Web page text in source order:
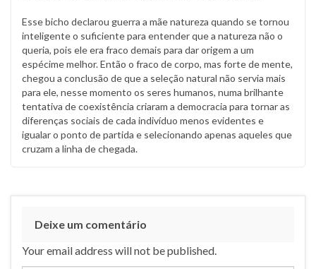
Esse bicho declarou guerra a mãe natureza quando se tornou
inteligente o suficiente para entender que a natureza não o
queria, pois ele era fraco demais para dar origem a um
espécime melhor. Então o fraco de corpo, mas forte de mente,
chegou a conclusão de que a seleção natural não servia mais
para ele, nesse momento os seres humanos, numa brilhante
tentativa de coexistência criaram a democracia para tornar as
diferenças sociais de cada indivíduo menos evidentes e
igualar o ponto de partida e selecionando apenas aqueles que
cruzam a linha de chegada.
Deixe um comentário
Your email address will not be published.